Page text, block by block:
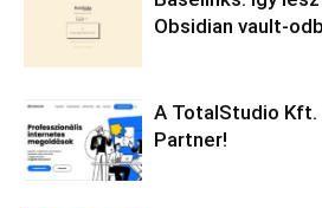
Obsidian vault-
A TotalStudio
Partner!